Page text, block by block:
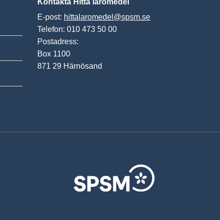
Kontakta Hitta läromedel
E-post: hittalaromedel@spsm.se
Telefon: 010 473 50 00
Postadress:
Box 1100
871 29 Härnösand